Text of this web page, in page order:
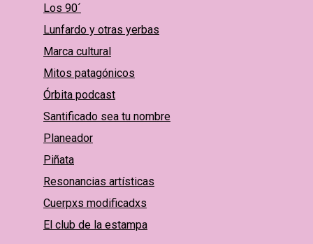
Los 90´
Lunfardo y otras yerbas
Marca cultural
Mitos patagónicos
Órbita podcast
Santificado sea tu nombre
Planeador
Piñata
Resonancias artísticas
Cuerpxs modificadxs
El club de la estampa